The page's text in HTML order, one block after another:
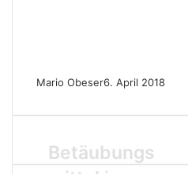
Mario Obeser6. April 2018
B
e
Betäubungs